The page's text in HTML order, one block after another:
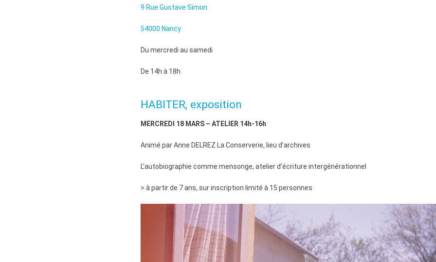
9 Rue Gustave Simon
54000 Nancy
Du mercredi au samedi
De 14h à 18h
HABITER, exposition
MERCREDI 18 MARS – ATELIER 14h-16h
Animé par Anne DELREZ La Conserverie, lieu d’archives
L’autobiographie comme mensonge, atelier d’écriture intergénérationnel
> à partir de 7 ans, sur inscription limité à 15 personnes